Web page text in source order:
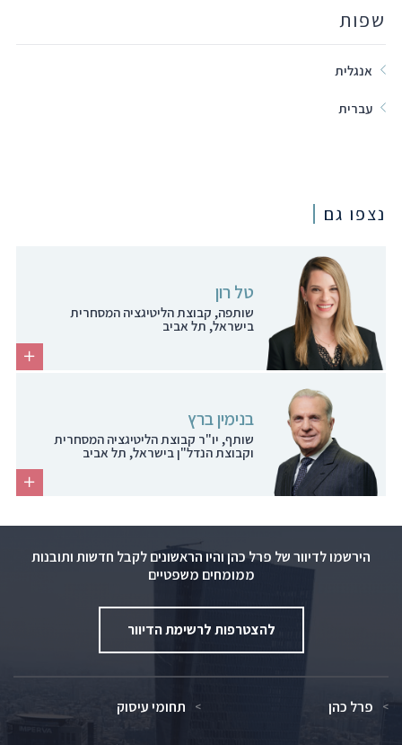
שפות
אנגלית
עברית
נצפו גם
טל רון
שותפה, קבוצת הליטיגציה המסחרית
בישראל, תל אביב
בנימין ברץ
שותף, יו"ר קבוצת הליטיגציה המסחרית
וקבוצת הנדל"ן בישראל, תל אביב
הירשמו לדיוור של פרל כהן והיו הראשונים לקבל חדשות ותובנות
ממומחים משפטיים
להצטרפות לרשימת הדיוור
פרל כהן תחומי עיסוק